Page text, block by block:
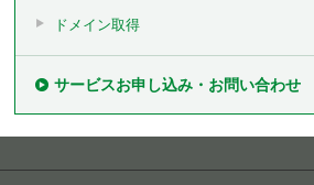
ドメイン取得
サービスお申し込み・お問い合わせ